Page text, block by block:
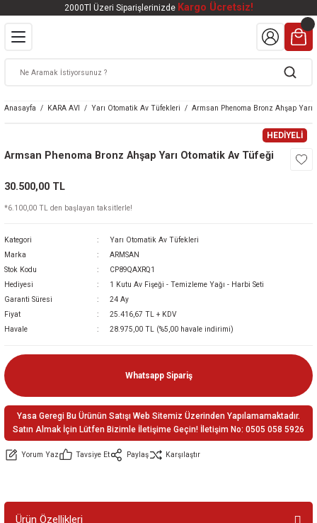
2000Tl Üzeri Siparişlerinizde Kargo Ücretsiz!
Geri Dön
Tüfekleri
Ürünleri
Geri Dön
Geri Dön
Geri Dön
Geri Dön
Anasayfa KARA AVI Yarı Otomatik Av Tüfekleri Armsan Phenoma Bronz Ahşap Yarı
HEDİYELİ
Armsan Phenoma Bronz Ahşap Yarı Otomatik Av Tüfeği
30.500,00 TL
*6.100,00 TL den başlayan taksitlerle!
Kategori
Yarı Otomatik Av Tüfekleri
Marka
ARMSAN
Stok Kodu
CP89QAXRQ1
Hediyesi
1 Kutu Av Fişeği - Temizleme Yağı - Harbi Seti
Garanti Süresi
24 Ay
Fiyat
25.416,67 TL + KDV
Havale
28.975,00 TL (%5,00 havale indirimi)
Whatsapp Sipariş
Yasa Geregi Bu Ürünün Satışı Web Sitemiz Üzerinden Yapılamamaktadır.
Satın Almak İçin Lütfen Bizimle İletişime Geçin! İletişim No: 0505 058 5926
Yorum Yaz Tavsiye Et Paylaş Karşılaştır
Ürün Özellikleri